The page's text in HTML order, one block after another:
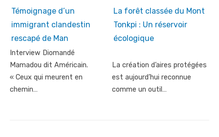
Témoignage d’un
immigrant clandestin
rescapé de Man
Interview Diomandé
Mamadou dit Américain.
« Ceux qui meurent en
chemin…
La forêt classée du Mont
Tonkpi : Un réservoir
écologique
La création d’aires protégées
est aujourd’hui reconnue
comme un outil…